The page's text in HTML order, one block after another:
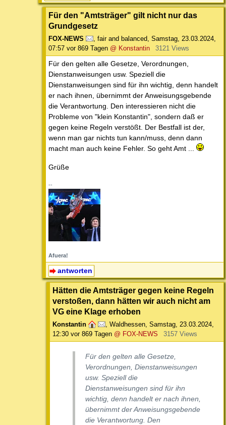
Für den "Amtsträger" gilt nicht nur das
Grundgesetz
FOX-NEWS , fair and balanced, Samstag, 23.03.2024,
07:57 vor 869 Tagen @ Konstantin 3121 Views
Für den gelten alle Gesetze, Verordnungen,
Dienstanweisungen usw. Speziell die
Dienstanweisungen sind für ihn wichtig, denn handelt
er nach ihnen, übernimmt der Anweisungsgebende
die Verantwortung. Den interessieren nicht die
Probleme von "klein Konstantin", sondern daß er
gegen keine Regeln verstößt. Der Bestfall ist der,
wenn man gar nichts tun kann/muss, denn dann
macht man auch keine Fehler. So geht Amt ...
Grüße
--
Afuera!
antworten
Hätten die Amtsträger gegen keine Regeln
verstoßen, dann hätten wir auch nicht am
VG eine Klage erhoben
Konstantin , Waldhessen, Samstag, 23.03.2024,
12:30 vor 869 Tagen @ FOX-NEWS 3157 Views
Für den gelten alle Gesetze,
Verordnungen, Dienstanweisungen
usw. Speziell die
Dienstanweisungen sind für ihn
wichtig, denn handelt er nach ihnen,
übernimmt der Anweisungsgebende
die Verantwortung. Den